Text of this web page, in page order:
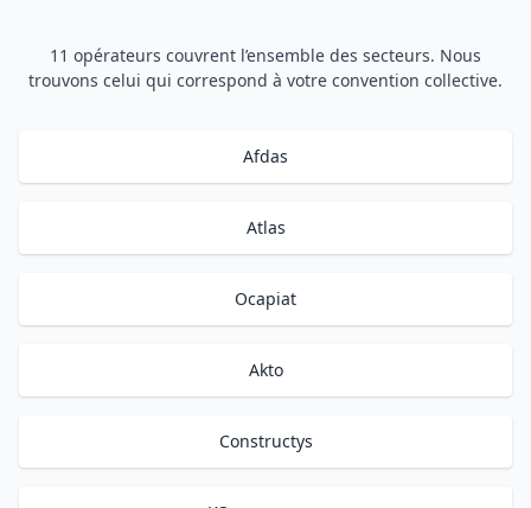
11 opérateurs couvrent l’ensemble des secteurs. Nous
trouvons celui qui correspond à votre convention collective.
Afdas
Atlas
Ocapiat
Akto
Constructys